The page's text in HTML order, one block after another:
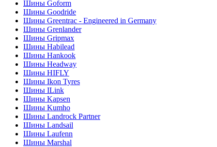
Шины Goform
Шины Goodride
Шины Greentrac - Engineered in Germany
Шины Grenlander
Шины Gripmax
Шины Habilead
Шины Hankook
Шины Headway
Шины HIFLY
Шины Ikon Tyres
Шины ILink
Шины Kapsen
Шины Kumho
Шины Landrock Partner
Шины Landsail
Шины Laufenn
Шины Marshal